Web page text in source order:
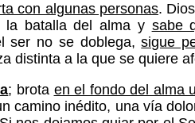
con algunas personas. Dios
la batalla del alma y sabe
ser no se doblega,sigue
distinta a la que se quiere
; brota en el fondo del alma
camino inédito, una vía